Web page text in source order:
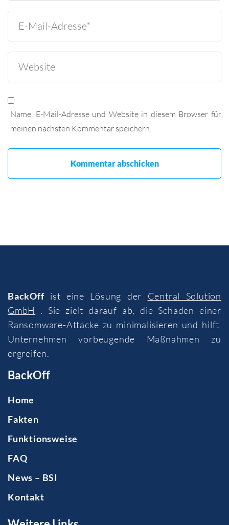
Name, E-Mail-Adresse und Website in diesem Browser für
meinen nächsten Kommentar speichern.
BackOffist eine Lösung der Central Solution
GmbH
. Sie zielt darauf ab, die Schäden einer
Ransomware-Attacke zu minimalisieren und hilft
Unternehmen vorbeugende Maßnahmen zu
ergreifen.
BackOff
Home
Fakten
Funktionsweise
FAQ
News – BSI
Kontakt